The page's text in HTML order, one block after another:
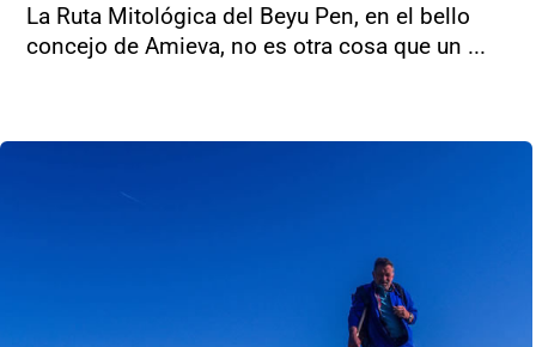
La Ruta Mitológica del Beyu Pen, en el bello
concejo de Amieva, no es otra cosa que un ...